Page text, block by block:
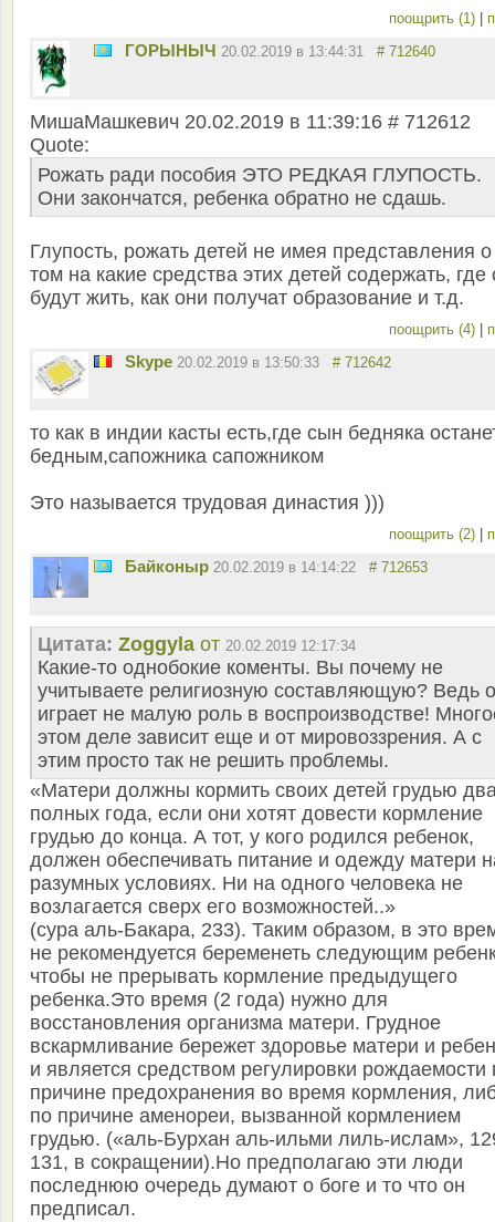
поощрить (1)
ГОРЫНЫЧ 20.02.2019 в 13:44:31 # 712640
MишаМашкевич 20.02.2019 в 11:39:16 # 712612
Quote:
Рожать ради пособия ЭТО РЕДКАЯ ГЛУПОСТЬ.
Они закончатся, ребенка обратно не сдашь.
Глупость, рожать детей не имея представления о
том на какие средства этих детей содержать, где
будут жить, как они получат образование и т.д.
поощрить (4)
Skype 20.02.2019 в 13:50:33 # 712642
то как в индии касты есть,где сын бедняка
бедным,сапожника сапожником
Это называется трудовая династия )))
поощрить (2)
Байконыр 20.02.2019 в 14:14:22 # 712653
Цитата: Zoggyla от 20.02.2019 12:17:34
Какие-то однобокие коменты. Вы почему не
учитываете религиозную составляющую? Ведь
играет не малую роль в воспроизводстве!
этом деле зависит еще и от мировоззрения. А с
этим просто так не решить проблемы.
«Матери должны кормить своих детей грудью
полных года, если они хотят довести кормление
грудью до конца. А тот, у кого родился ребенок,
должен обеспечивать питание и одежду матери
разумных условиях. Ни на одного человека не
возлагается сверх его возможностей..»
(сура аль-Бакара, 233). Таким образом, в это
не рекомендуется беременеть следующим
чтобы не прерывать кормление предыдущего
ребенка.Это время (2 года) нужно для
восстановления организма матери. Грудное
вскармливание бережет здоровье матери и
и является средством регулировки рождаемости
причине предохранения во время кормления,
по причине аменореи, вызванной кормлением
грудью. («аль-Бурхан аль-ильми лиль-ислам»,
131, в сокращении).Но предполагаю эти люди
последнюю очередь думают о боге и то что он
предписал.